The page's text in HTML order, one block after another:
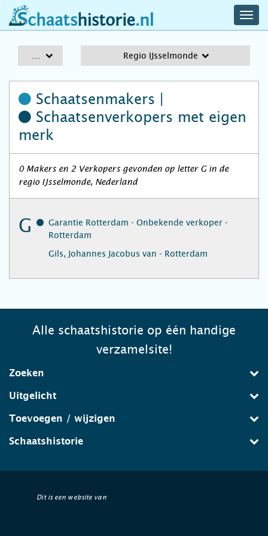
schaatshistorie.nl
Regio IJsselmonde
Schaatsenmakers |
Schaatsenverkopers met eigen
merk
0 Makers en 2 Verkopers gevonden op letter G in de
regio IJsselmonde, Nederland
G
Garantie Rotterdam - Onbekende verkoper -
Rotterdam
Gils, Johannes Jacobus van - Rotterdam
Alle schaatshistorie op één handige
verzamelsite!
Zoeken
Uitgelicht
Toevoegen / wijzigen
Schaatshistorie
Dit is een website van